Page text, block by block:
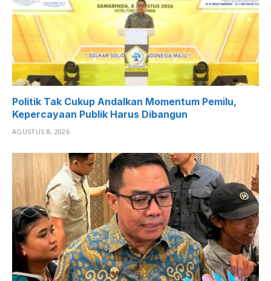
Politik Tak Cukup Andalkan Momentum Pemilu,
Kepercayaan Publik Harus Dibangun
AGUSTUS 8, 2026